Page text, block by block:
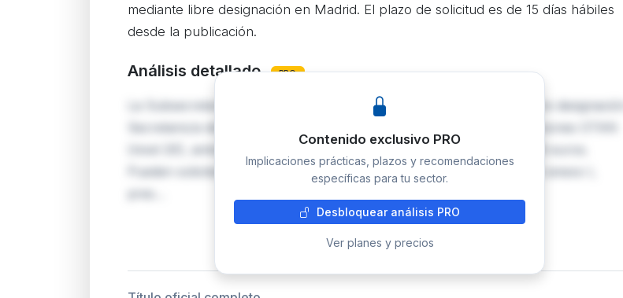
mediante libre designación en Madrid. El plazo de solicitud es de 15 días hábiles
desde la publicación.
Análisis detallado PRO
La Subsecretaría de Defensa convoca dos puestos de trabajo por libre designación:
Secretario/a de Director General (nivel 17) y Técnico/a de Comunicaciones OTAN
(nivel 20), ambos en Madrid con complemento específico de 8.831,48 euros.
Pueden solicitarlos funcionarios civiles que cumplan los requisitos del anexo I,
pres…
Contenido exclusivo PRO
Implicaciones prácticas, plazos y recomendaciones
específicas para tu sector.
Desbloquear análisis PRO
Ver planes y precios